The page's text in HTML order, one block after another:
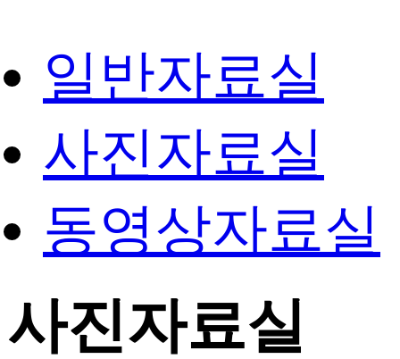
일반자료실
사진자료실
동영상자료실
사진자료실